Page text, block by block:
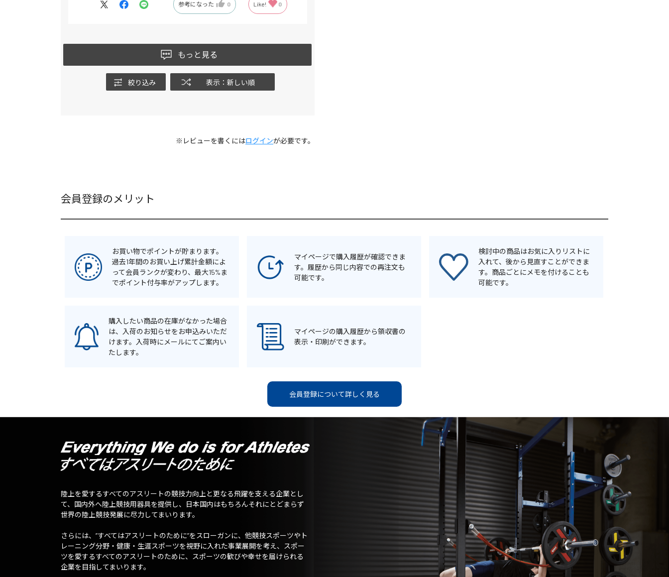
参考になった 0 Like! 0
もっと見る
絞り込み 表示：新しい順
※レビューを書くにはログインが必要です。
会員登録のメリット
お買い物でポイントが貯まります。
過去1年間のお買い上げ累計金額によ
って会員ランクが変わり、最大15%ま
でポイント付与率がアップします。
マイページで購入履歴が確認できま
す。履歴から同じ内容での再注文も
可能です。
検討中の商品はお気に入りリストに
入れて、後から見直すことができま
す。商品ごとにメモを付けることも
可能です。
購入したい商品の在庫がなかった場合
は、入荷のお知らせをお申込みいただ
けます。入荷時にメールにてご案内い
たします。
マイページの購入履歴から領収書の
表示・印刷ができます。
会員登録について詳しく見る
陸上を愛するすべてのアスリートの競技力向上と更なる飛躍を支える企業とし
て、国内外へ陸上競技用器具を提供し、日本国内はもちろんそれにとどまらず
世界の陸上競技発展に尽力してまいります。
さらには、”すべてはアスリートのために”をスローガンに、他競技スポーツやト
レーニング分野・健康・生涯スポーツを視野に入れた事業展開を考え、スポー
ツを愛するすべてのアスリートのために、スポーツの歓びや幸せを届けられる
企業を目指してまいります。